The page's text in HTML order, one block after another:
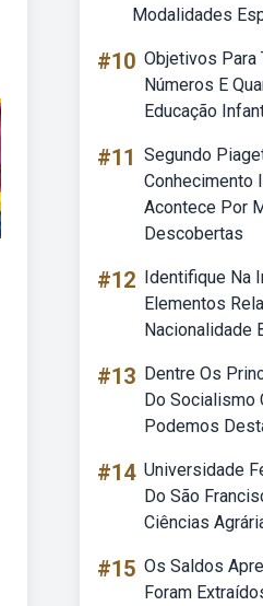
Modalidades
#10 Objetivos Para
Números E
Educação
#11 Segundo
Conhecimento
Acontece Por
Descobertas
#12 Identifique Na
Elementos
Nacionalidade
#13 Dentre Os
Do Socialismo
Podemos
#14 Universidade
Do São
Ciências
#15 Os Saldos
Foram